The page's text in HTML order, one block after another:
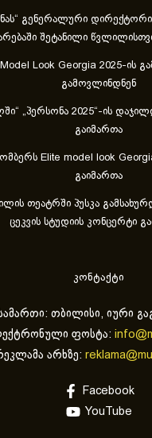
გენერალური
შეტანილი
Model Look Georgia 2025-ის
გამოვლინდნენ
„პერსონა 2025“-ის
გაიმართა
Elite model look
გაიმართა
თეატრში პუსკა
ცეკვის სტუდიის კონცერტი
კონტაქტი
თბილისი, იური
ფოსტა:
არხზე:
Facebook
YouTube